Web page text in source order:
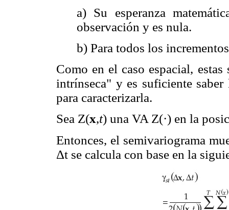
a) Su esperanza
observación y es nula.
b) Para todos los
Como en el caso espacial,
intrínseca" y es suficiente
para caracterizarla.
Sea Z(x,t) una VA Z(·) en la
Entonces, el semivariograma
Δt se calcula con base en la